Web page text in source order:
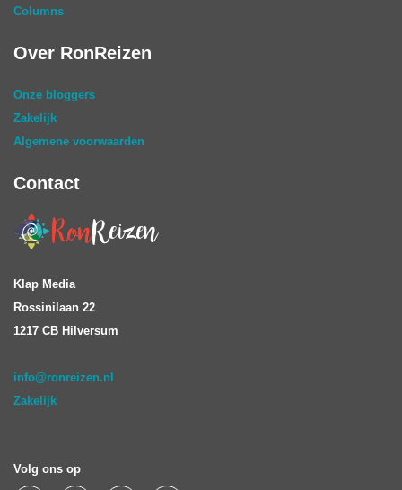
Columns
Over RonReizen
Onze bloggers
Zakelijk
Algemene voorwaarden
Contact
Klap Media
Rossinilaan 22
1217 CB Hilversum
info@ronreizen.nl
Zakelijk
Volg ons op